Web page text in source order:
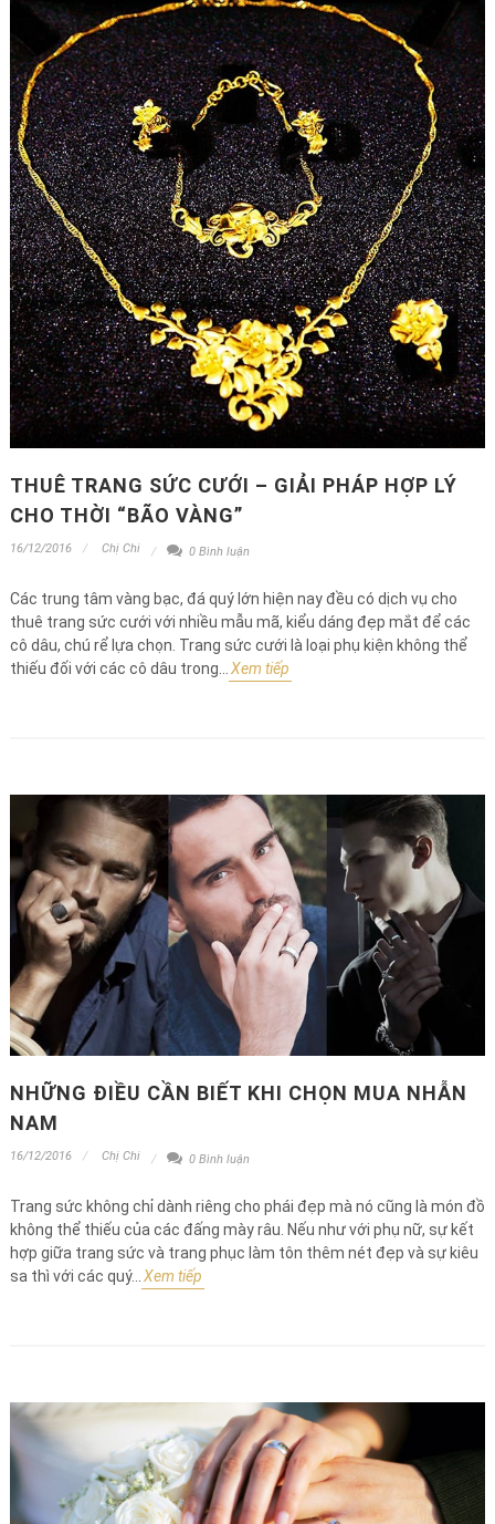
THUÊ TRANG SỨC CƯỚI – GIẢI PHÁP HỢP LÝ
CHO THỜI “BÃO VÀNG”
16/12/2016 Chị Chi 0 Bình luận
Các trung tâm vàng bạc, đá quý lớn hiện nay đều có dịch vụ cho
thuê trang sức cưới với nhiều mẫu mã, kiểu dáng đẹp mắt để các
cô dâu, chú rể lựa chọn. Trang sức cưới là loại phụ kiện không thể
thiếu đối với các cô dâu trong...
Xem tiếp
NHỮNG ĐIỀU CẦN BIẾT KHI CHỌN MUA NHẪN
NAM
16/12/2016 Chị Chi 0 Bình luận
Trang sức không chỉ dành riêng cho phái đẹp mà nó cũng là món đồ
không thể thiếu của các đấng mày râu. Nếu như với phụ nữ, sự kết
hợp giữa trang sức và trang phục làm tôn thêm nét đẹp và sự kiêu
sa thì với các quý...
Xem tiếp